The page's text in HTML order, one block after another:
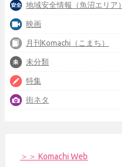
地域安全情報（魚沼エリア）
映画
月刊Komachi（こまち）
未分類
特集
街ネタ
＞＞ Komachi Web